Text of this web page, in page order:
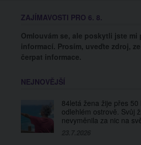
ZAJÍMAVOSTI PRO 6. 8.
Omlouvám se, ale poskytli jste mi
informací. Prosím, uveďte zdroj,
čerpat informace.
NEJNOVĚJŠÍ
84letá žena žije přes 50
odlehlém ostrově. Svůj
nevyměnila za nic na